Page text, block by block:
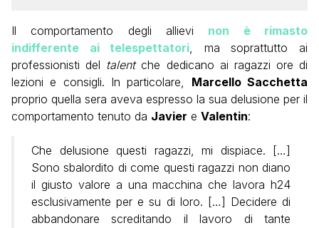
Il comportamento degli allievi non è rimasto
indifferente ai telespettatori, ma soprattutto ai
professionisti del talentche dedicano ai ragazzi ore di
lezioni e consigli. In particolare, Marcello Sacchetta
proprio quella sera aveva espresso la sua delusione per il
comportamento tenuto da Javier e Valentin:
Che delusione questi ragazzi, mi dispiace. […]
Sono sbalordito di come questi ragazzi non diano
il giusto valore a una macchina che lavora h24
esclusivamente per e su di loro. […] Decidere di
abbandonare screditando il lavoro di tante